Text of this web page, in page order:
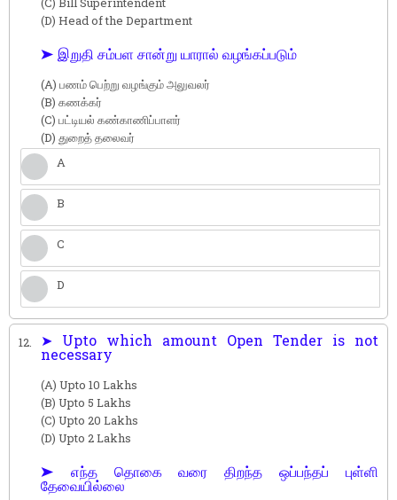
(D) Head of the Department
➤ இறுதி சம்பள சான்று யாரால் வழங்கப்படும்
(A) பணம் பெற்று வழங்கும் அலுவலர்
(B) கணக்கர்
(C) பட்டியல் கண்காணிப்பாளர்
(D) துறைத் தலைவர்
A
B
C
D
12. ➤ Upto which amount Open Tender is not
necessary
(A) Upto 10 Lakhs
(B) Upto 5 Lakhs
(C) Upto 20 Lakhs
(D) Upto 2 Lakhs
➤ எந்த தொகை வரை திறந்த ஒப்பந்தப் புள்ளி
தேவையில்லை